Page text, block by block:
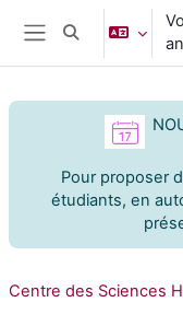
Passer au contenu
Panneau latéral
Activer/
Pour proposer
étudiants, en
Centre des Sciences